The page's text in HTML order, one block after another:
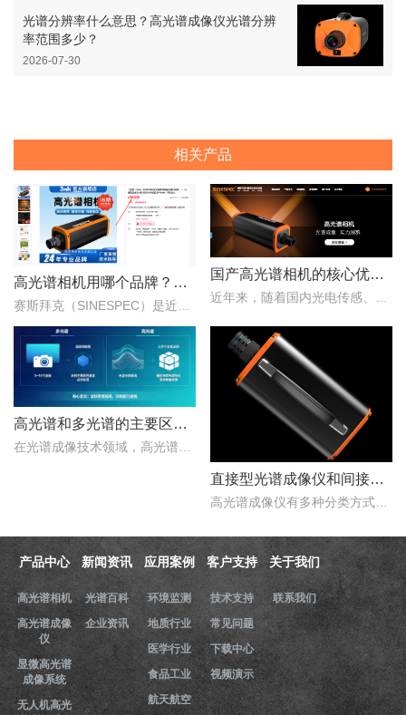
光谱分辨率什么意思？高光谱成像仪光谱分辨
率范围多少？
2026-07-30
相关产品
高光谱相机用哪个品牌？赛斯拜克怎么样？
国产高光谱相机的核心优势：从“跟跑”到“并跑”的跨越
高光谱和多光谱的主要区别有哪些？
在光谱成像技术领域，高光谱成像与多光谱成像代表了两个重要的技术方向。..
直接型光谱成像仪和间接型光谱成像仪区别
产品中心
高光谱相机
高光谱成像
仪
显微高光谱
成像系统
无人机高光
新闻资讯
光谱百科
企业资讯
应用案例
环境监测
地质行业
医学行业
食品工业
航天航空
客户支持
技术支持
常见问题
下载中心
视频演示
关于我们
联系我们